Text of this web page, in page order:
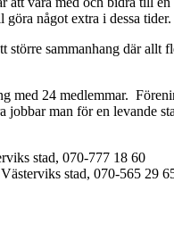
något extra i dessa
större sammanhang där
med 24 medlemmar.
man för en levande
stad, 070-777 18 60
stad, 070-565 29